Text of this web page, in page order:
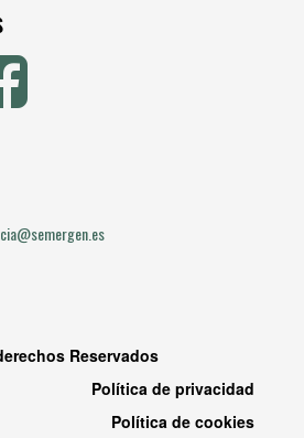
Reservados
Política de privacidad
Política de cookies